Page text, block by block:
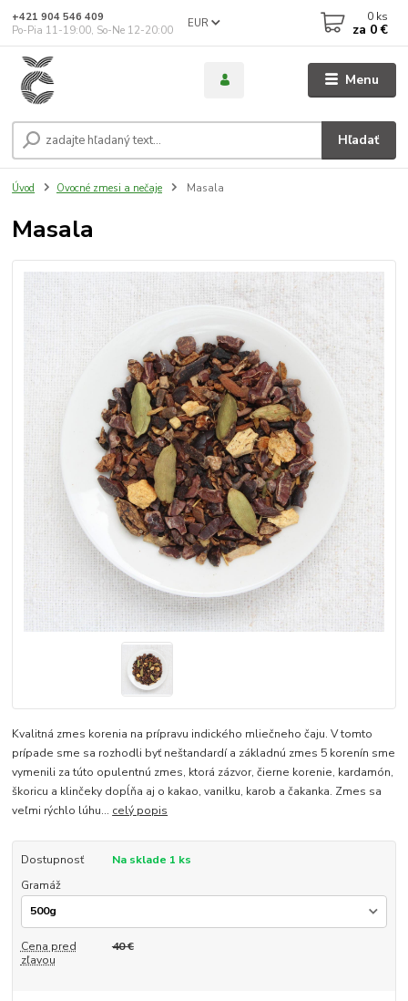
Menu
EUR
Hľadať
+421 904 546 409
Po-Pia 11-19:00, So-Ne 12-20:00
0 ks
za 0 €
Úvod Ovocné zmesi a nečaje Masala
Masala
Kvalitná zmes korenia na prípravu indického mliečneho čaju. V tomto
prípade sme sa rozhodli byť neštandardí a základnú zmes 5 korenín sme
vymenili za túto opulentnú zmes, ktorá zázvor, čierne korenie, kardamón,
škoricu a klinčeky dopĺňa aj o kakao, vanilku, karob a čakanka. Zmes sa
veľmi rýchlo lúhu... celý popis
Dostupnosť
Na sklade 1 ks
Gramáž
Cena pred
zľavou
40 €